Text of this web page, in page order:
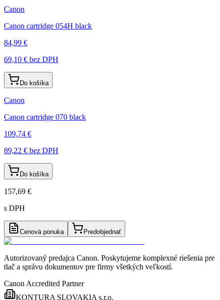
Canon
Canon cartridge 054H black
84,99 €
69,10 € bez DPH
Do košíka
Canon
Canon cartridge 070 black
109,74 €
89,22 € bez DPH
Do košíka
157,69 €
s DPH
Cenová ponuka Predobjednať
Autorizovaný predajca Canon. Poskytujeme komplexné riešenia pre
tlač a správu dokumentov pre firmy všetkých veľkostí.
Canon Accredited Partner
KONTURA SLOVAKIA s.r.o.